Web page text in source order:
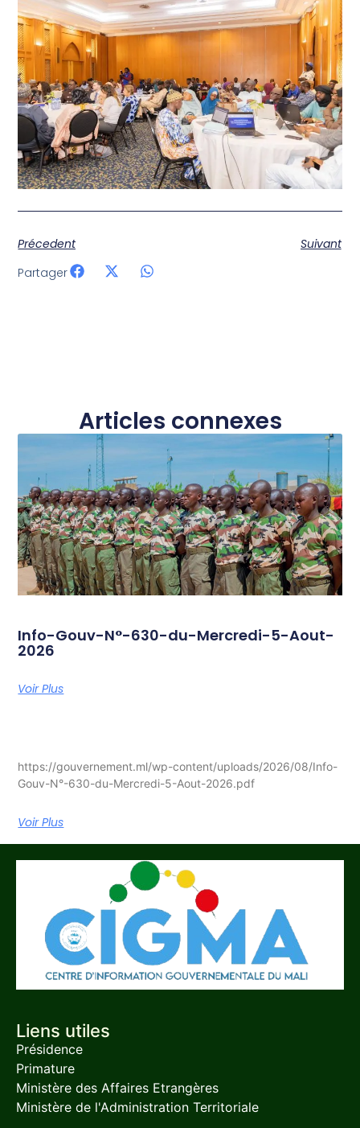
Précedent
Suivant
Partager
Articles connexes
Info-Gouv-N°-630-du-Mercredi-5-Aout-
2026
Voir Plus
https://gouvernement.ml/wp-content/uploads/2026/08/Info-
Gouv-N°-630-du-Mercredi-5-Aout-2026.pdf
Voir Plus
Liens utiles
Présidence
Primature
Ministère des Affaires Etrangères
Ministère de l'Administration Territoriale